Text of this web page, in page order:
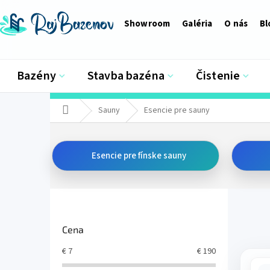
na
obsah
Showroom Galéria O nás
Bazény Stavba bazéna Čistenie
DomovSauny Esencie pre sauny
Esencie pre fínske sauny
Cena
€ 7 €190